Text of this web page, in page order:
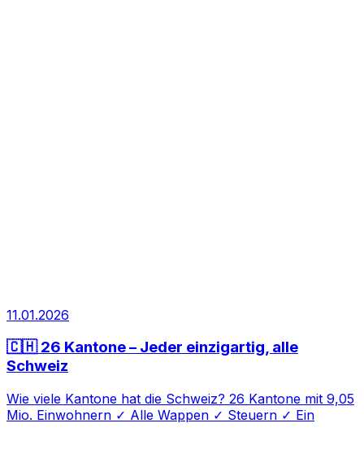
11.01.2026
🇨🇭 26 Kantone – Jeder einzigartig, alle
Schweiz
Wie viele Kantone hat die Schweiz? 26 Kantone mit 9,05
Mio. Einwohnern ✓ Alle Wappen ✓ Steuern ✓ Ein